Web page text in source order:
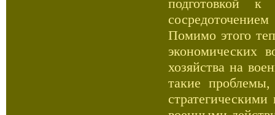
подготовкой
Помимо этого
экономических
хозяйства на
такие